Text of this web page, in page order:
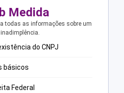
Medida
todas as informações sobre um
do CNPJ
básicos
Federal